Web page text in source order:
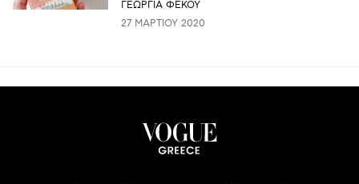
ΓΕΩΡΓΙΑ ΦΕΚΟΥ
27 ΜΑΡΤΊΟΥ 2020